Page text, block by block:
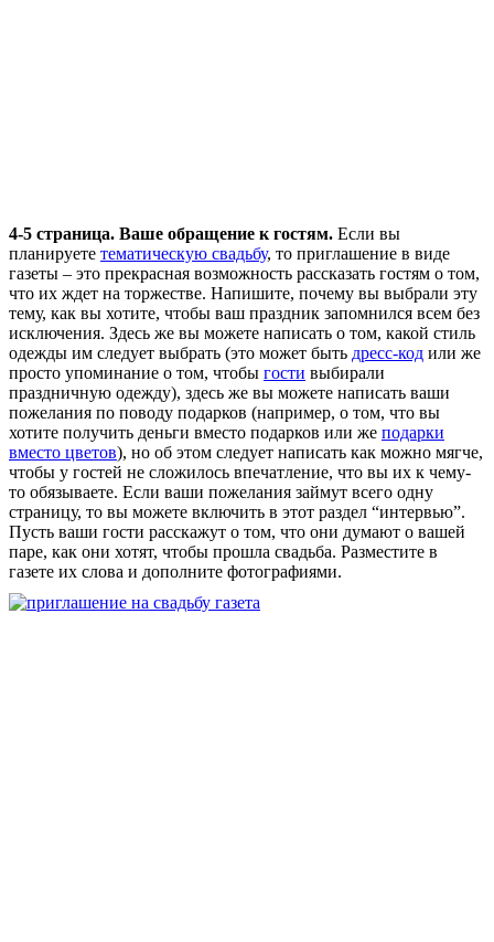
4-5 страница. Ваше обращение к гостям. Если вы
планируете тематическую свадьбу, то приглашение в виде
газеты – это прекрасная возможность рассказать гостям о том,
что их ждет на торжестве. Напишите, почему вы выбрали эту
тему, как вы хотите, чтобы ваш праздник запомнился всем без
исключения. Здесь же вы можете написать о том, какой стиль
одежды им следует выбрать (это может быть дресс-код или же
просто упоминание о том, чтобы гости выбирали
праздничную одежду), здесь же вы можете написать ваши
пожелания по поводу подарков (например, о том, что вы
хотите получить деньги вместо подарков или же подарки
вместо цветов), но об этом следует написать как можно мягче,
чтобы у гостей не сложилось впечатление, что вы их к чему-
то обязываете. Если ваши пожелания займут всего одну
страницу, то вы можете включить в этот раздел “интервью”.
Пусть ваши гости расскажут о том, что они думают о вашей
паре, как они хотят, чтобы прошла свадьба. Разместите в
газете их слова и дополните фотографиями.